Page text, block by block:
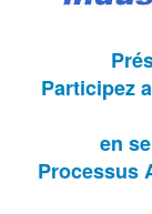
Participez
en
Processus